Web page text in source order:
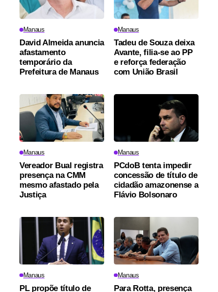
Manaus
David Almeida anuncia
afastamento
temporário da
Prefeitura de Manaus
Manaus
Tadeu de Souza deixa
Avante, filia-se ao PP
e reforça federação
com União Brasil
Manaus
Vereador Bual registra
presença na CMM
mesmo afastado pela
Justiça
Manaus
PCdoB tenta impedir
concessão de título de
cidadão amazonense a
Flávio Bolsonaro
Manaus
PL propõe título de
Manaus
Para Rotta, presença